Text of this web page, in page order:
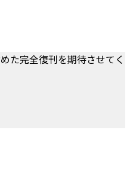
た完全復刊を期待させてく